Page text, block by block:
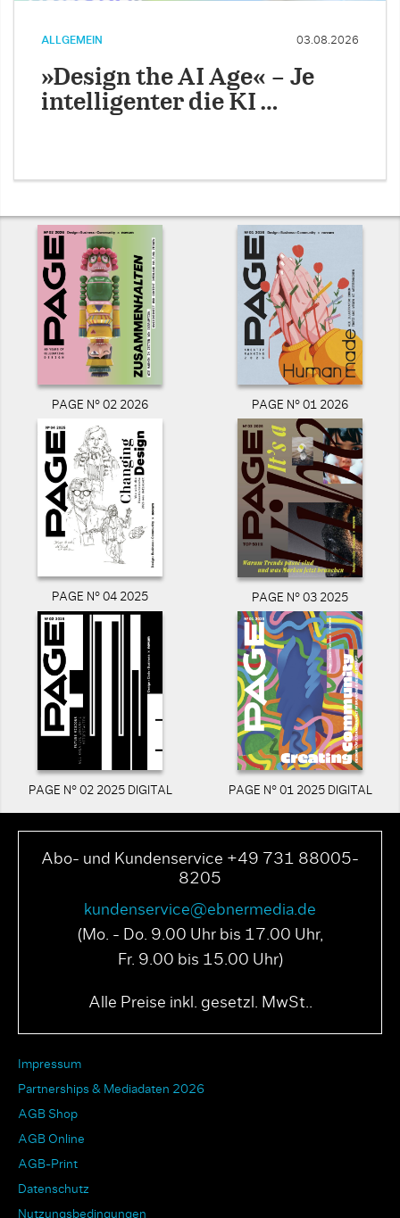
ALLGEMEIN 03.08.2026
»Design the AI Age« – Je
intelligenter die KI …
PAGE N° 02 2026 PAGE N° 01 2026
PAGE N° 04 2025 PAGE N° 03 2025
PAGE N° 02 2025 DIGITAL PAGE N° 01 2025 DIGITAL
Abo- und Kundenservice +49 731 88005-
8205
kundenservice@ebnermedia.de
(Mo. - Do. 9.00 Uhr bis 17.00 Uhr,
Fr. 9.00 bis 15.00 Uhr)
Alle Preise inkl. gesetzl. MwSt..
Impressum
Partnerships & Mediadaten 2026
AGB Shop
AGB Online
AGB-Print
Datenschutz
Nutzungsbedingungen